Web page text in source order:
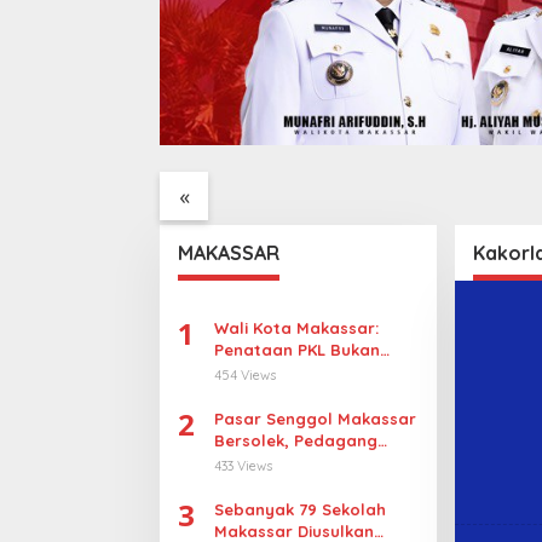
«
KBLI Hotel Diperbarui,
Izin
MAKASSAR
1
Wali Kota Makassar:
Penataan PKL Bukan
Penggusuran
454 Views
2
Pasar Senggol Makassar
Bersolek, Pedagang
Gotong Royong
433 Views
3
Sebanyak 79 Sekolah
Makassar Diusulkan